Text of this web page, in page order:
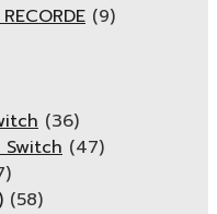
(9)
(36)
(47)
(58)